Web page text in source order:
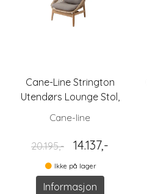
Cane-Line Strington
Utendørs Lounge Stol,
Cane-line
20.195,- 14.137,-
Ikke på lager
Informasjon